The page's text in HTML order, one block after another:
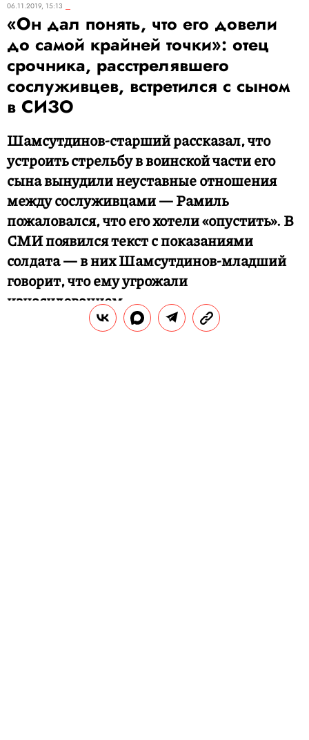
06.11.2019, 15:13
«Он дал понять, что его довели
до самой крайней точки»: отец
срочника, расстрелявшего
сослуживцев, встретился с сыном
в СИЗО
Шамсутдинов-старший рассказал, что
устроить стрельбу в воинской части его
сына вынудили неуставные отношения
между сослуживцами — Рамиль
пожаловался, что его хотели «опустить». В
СМИ появился текст с показаниями
солдата — в них Шамсутдинов-младший
говорит, что ему угрожали
изнасилованием.